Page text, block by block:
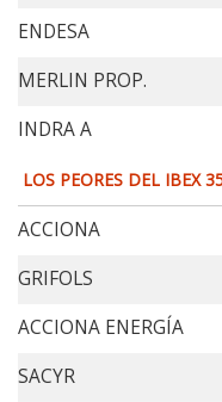
ENDESA
MERLIN PROP.
INDRA A
LOS PEORES DEL IBEX
ACCIONA
GRIFOLS
ACCIONA ENERGÍA
SACYR